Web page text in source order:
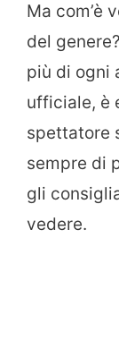
Ma com’è
del
più di ogni
ufficiale, è
spettatore
sempre di
gli
vedere.